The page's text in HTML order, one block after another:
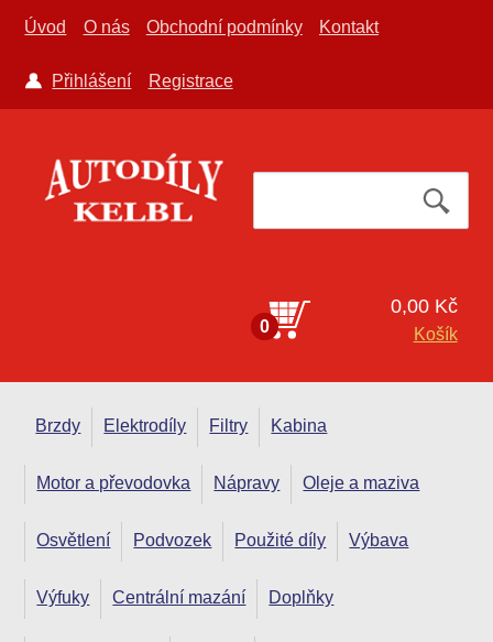
Úvod O nás Obchodní podmínky Kontakt
Přihlášení Registrace
0
0,00 Kč
Košík
Brzdy Elektrodíly Filtry Kabina
Motor a převodovka Nápravy Oleje a maziva
Osvětlení Podvozek Použité díly Výbava
Výfuky Centrální mazání Doplňky